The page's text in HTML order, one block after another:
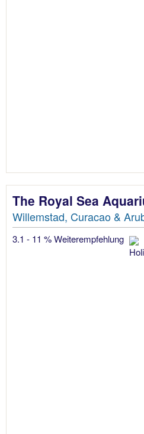
The Royal Sea
Willemstad, Curacao &
3.1 - 11 % Weiterempfehlung